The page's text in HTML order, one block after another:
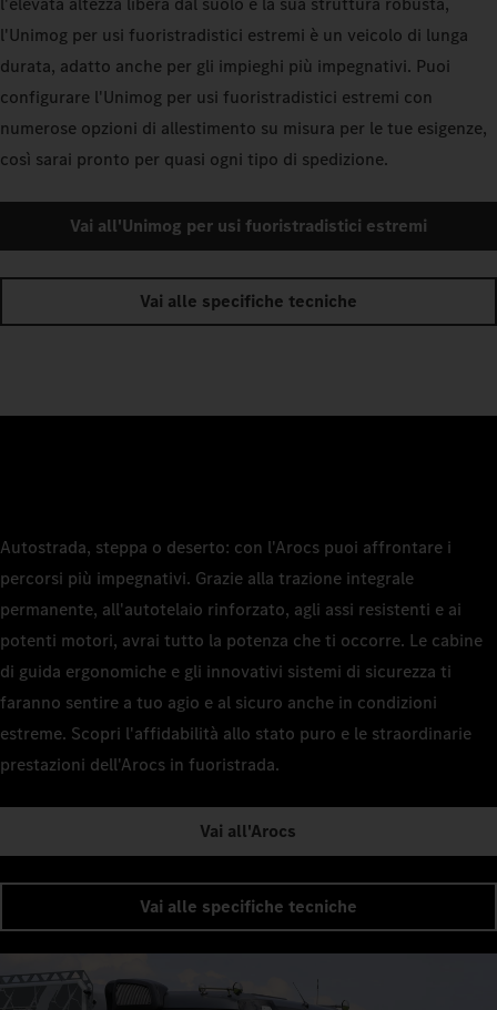
l'Unimog per usi fuoristradistici estremi è un veicolo di lunga
durata, adatto anche per gli impieghi più impegnativi. Puoi
configurare l'Unimog per usi fuoristradistici estremi con
numerose opzioni di allestimento su misura per le tue esigenze,
così sarai pronto per quasi ogni tipo di spedizione.
Vai all'Unimog per usi fuoristradistici estremi
Vai alle specifiche tecniche
Autostrada, steppa o deserto: con l'Arocs puoi affrontare i
percorsi più impegnativi. Grazie alla trazione integrale
permanente, all'autotelaio rinforzato, agli assi resistenti e ai
potenti motori, avrai tutto la potenza che ti occorre. Le cabine
di guida ergonomiche e gli innovativi sistemi di sicurezza ti
faranno sentire a tuo agio e al sicuro anche in condizioni
estreme. Scopri l'affidabilità allo stato puro e le straordinarie
prestazioni dell'Arocs in fuoristrada.
Vai all'Arocs
Vai alle specifiche tecniche